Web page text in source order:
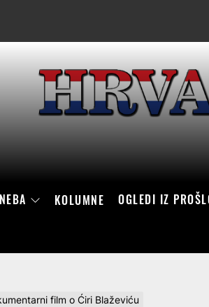
KOLUMNE OGLEDI IZ
film o Ćiri Blaževiću